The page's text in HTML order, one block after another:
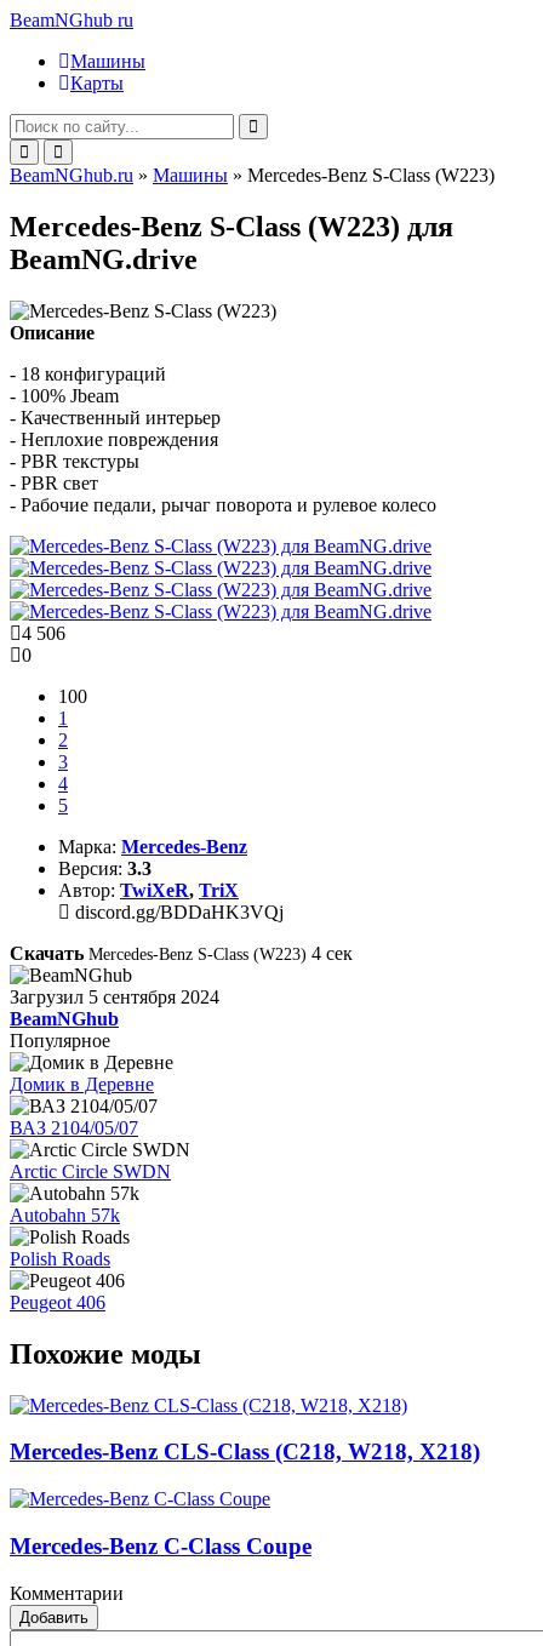
BeamNGhub ru
Машины
Карты
BeamNGhub.ru » Машины » Mercedes-Benz S-Class (W223)
Mercedes-Benz S-Class (W223) для
BeamNG.drive
Описание
- 18 конфигураций
- 100% Jbeam
- Качественный интерьер
- Неплохие повреждения
- PBR текстуры
- PBR свет
- Рабочие педали, рычаг поворота и рулевое колесо
4 506
0
100
1
2
3
4
5
Марка: Mercedes-Benz
Версия: 3.3
Автор: TwiXeR, TriX
discord.gg/BDDaHK3VQj
Скачать Mercedes-Benz S-Class (W223) 4 сек
Загрузил 5 сентября 2024
BeamNGhub
Популярное
Домик в Деревне
ВАЗ 2104/05/07
Arctic Circle SWDN
Autobahn 57k
Polish Roads
Peugeot 406
Похожие моды
Mercedes-Benz CLS-Class (C218, W218, X218)
Mercedes-Benz C-Class Coupe
Комментарии
Добавить